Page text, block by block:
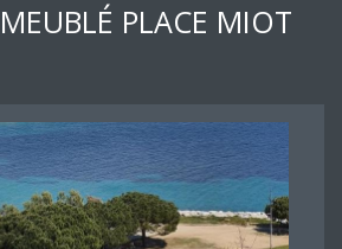
PLACE MIOT